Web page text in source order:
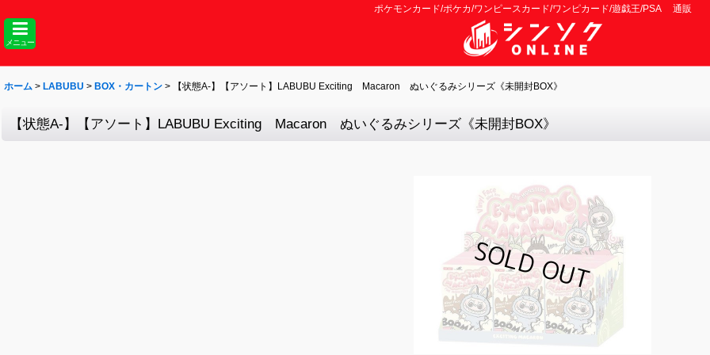
ポケモンカード/ポケカ/ワンピースカード/ワンピカード/遊戯王/PSA 通販
メニュー
ホーム > LABUBU > BOX・カートン > 【状態A-】【アソート】LABUBU Exciting Macaron ぬいぐるみシリーズ《未開封BOX》
【状態A-】【アソート】LABUBU Exciting Macaron ぬいぐるみシリーズ《未開封BOX》